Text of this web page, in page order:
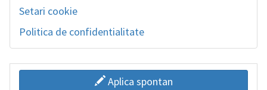
Setari cookie
Politica de confidentialitate
Aplica spontan